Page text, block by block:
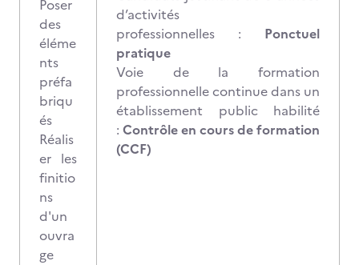
Poser
des
éléme
nts
préfa
briqu
és
Réalis
er les
finitio
ns
d'un
ouvra
ge
d’activités
professionnelles : Ponctuel
pratique
Voie de la formation
professionnelle continue dans un
établissement public habilité
: Contrôle en cours de formation
(CCF)